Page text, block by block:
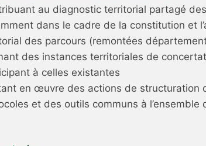
au diagnostic territorial partagé
dans le cadre de la constitution et
des parcours (remontées
des instances territoriales de
à celles existantes
en œuvre des actions de structuration
et des outils communs à